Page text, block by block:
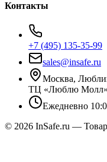
Контакты
+7 (495) 135-35-99
sales@insafe.ru
Москва,
ТЦ «Люблю
Ежедневно
© 2026 InSafe.ru —